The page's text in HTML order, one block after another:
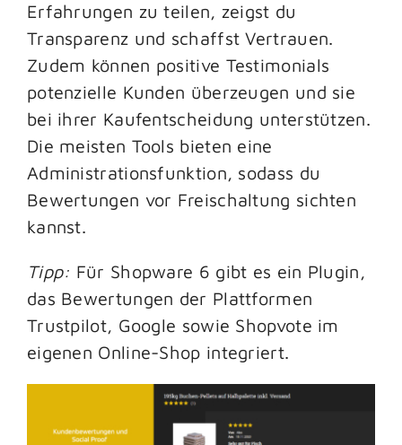
Erfahrungen zu teilen, zeigst du
Transparenz und schaffst Vertrauen.
Zudem können positive Testimonials
potenzielle Kunden überzeugen und sie
bei ihrer Kaufentscheidung unterstützen.
Die meisten Tools bieten eine
Administrationsfunktion, sodass du
Bewertungen vor Freischaltung sichten
kannst.
Tipp: Für Shopware 6 gibt es ein Plugin,
das Bewertungen der Plattformen
Trustpilot, Google sowie Shopvote im
eigenen Online-Shop integriert.